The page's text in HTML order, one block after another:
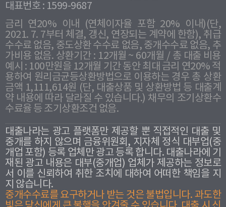
대표번호 : 1599-9687
금리 연20% 이내 (연체이자율 포함 20% 이내)(단,
2021. 7. 7부터 체결, 갱신, 연장되는 계약에 한함), 취급
수수료 없음, 중도상환 수수료 없음, 중개수수료 없음, 추
가비용 없음. 상환기간 : 12개월 ~ 60개월 / 총 대출 비용
예시 : 100만원을 12개월 기간 동안 최대 금리 연20% 적
용하여 원리금균등상환방법으로 이용하는 경우 총 상환
금액 1,111,614원 (단, 대출상품 및 상환방법 등 대출계
약 내용에 따라 달라질 수 있습니다.) 채무의 조기상환수
수료율 등 조기상환조건 없음.
대출나라는 광고 플랫폼만 제공할 뿐 직접적인 대출 및
중개를 하지 않으며 금융위원회, 지자체 정식 대부업(중
개업 포함) 등록 업체만 광고 등록 합니다. 대출나라에 기
재된 광고 내용은 대부(중개업) 업체가 제공하는 정보로
서 이를 신뢰하여 취한 조치에 대하여 어떠한 책임을 지
지 않습니다.
중개수수료를 요구하거나 받는 것은 불법입니다. 과도한